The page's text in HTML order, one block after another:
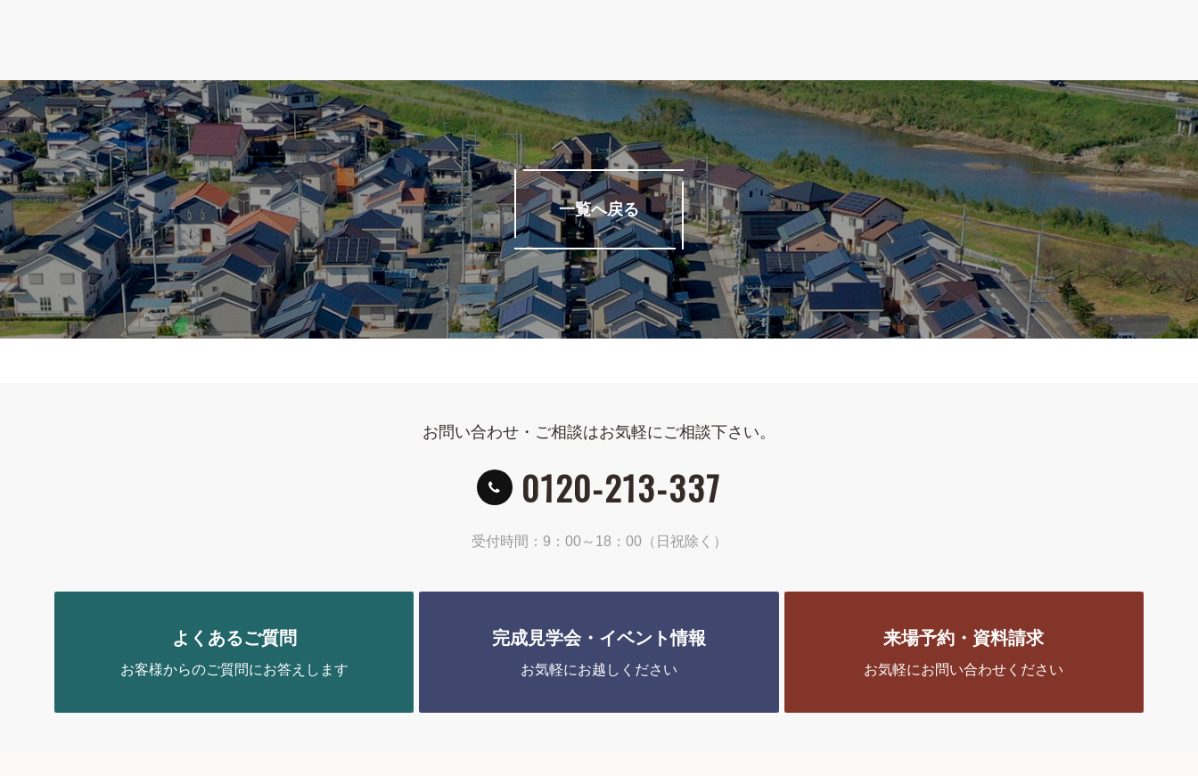
一覧へ戻る
お問い合わせ・ご相談はお気軽にご相談下さい。
0120-213-337
受付時間：9：00～18：00（日祝除く）
よくあるご質問
お客様からのご質問にお答えします
完成見学会・イベント情報
お気軽にお越しください
来場予約・資料請求
お気軽にお問い合わせください